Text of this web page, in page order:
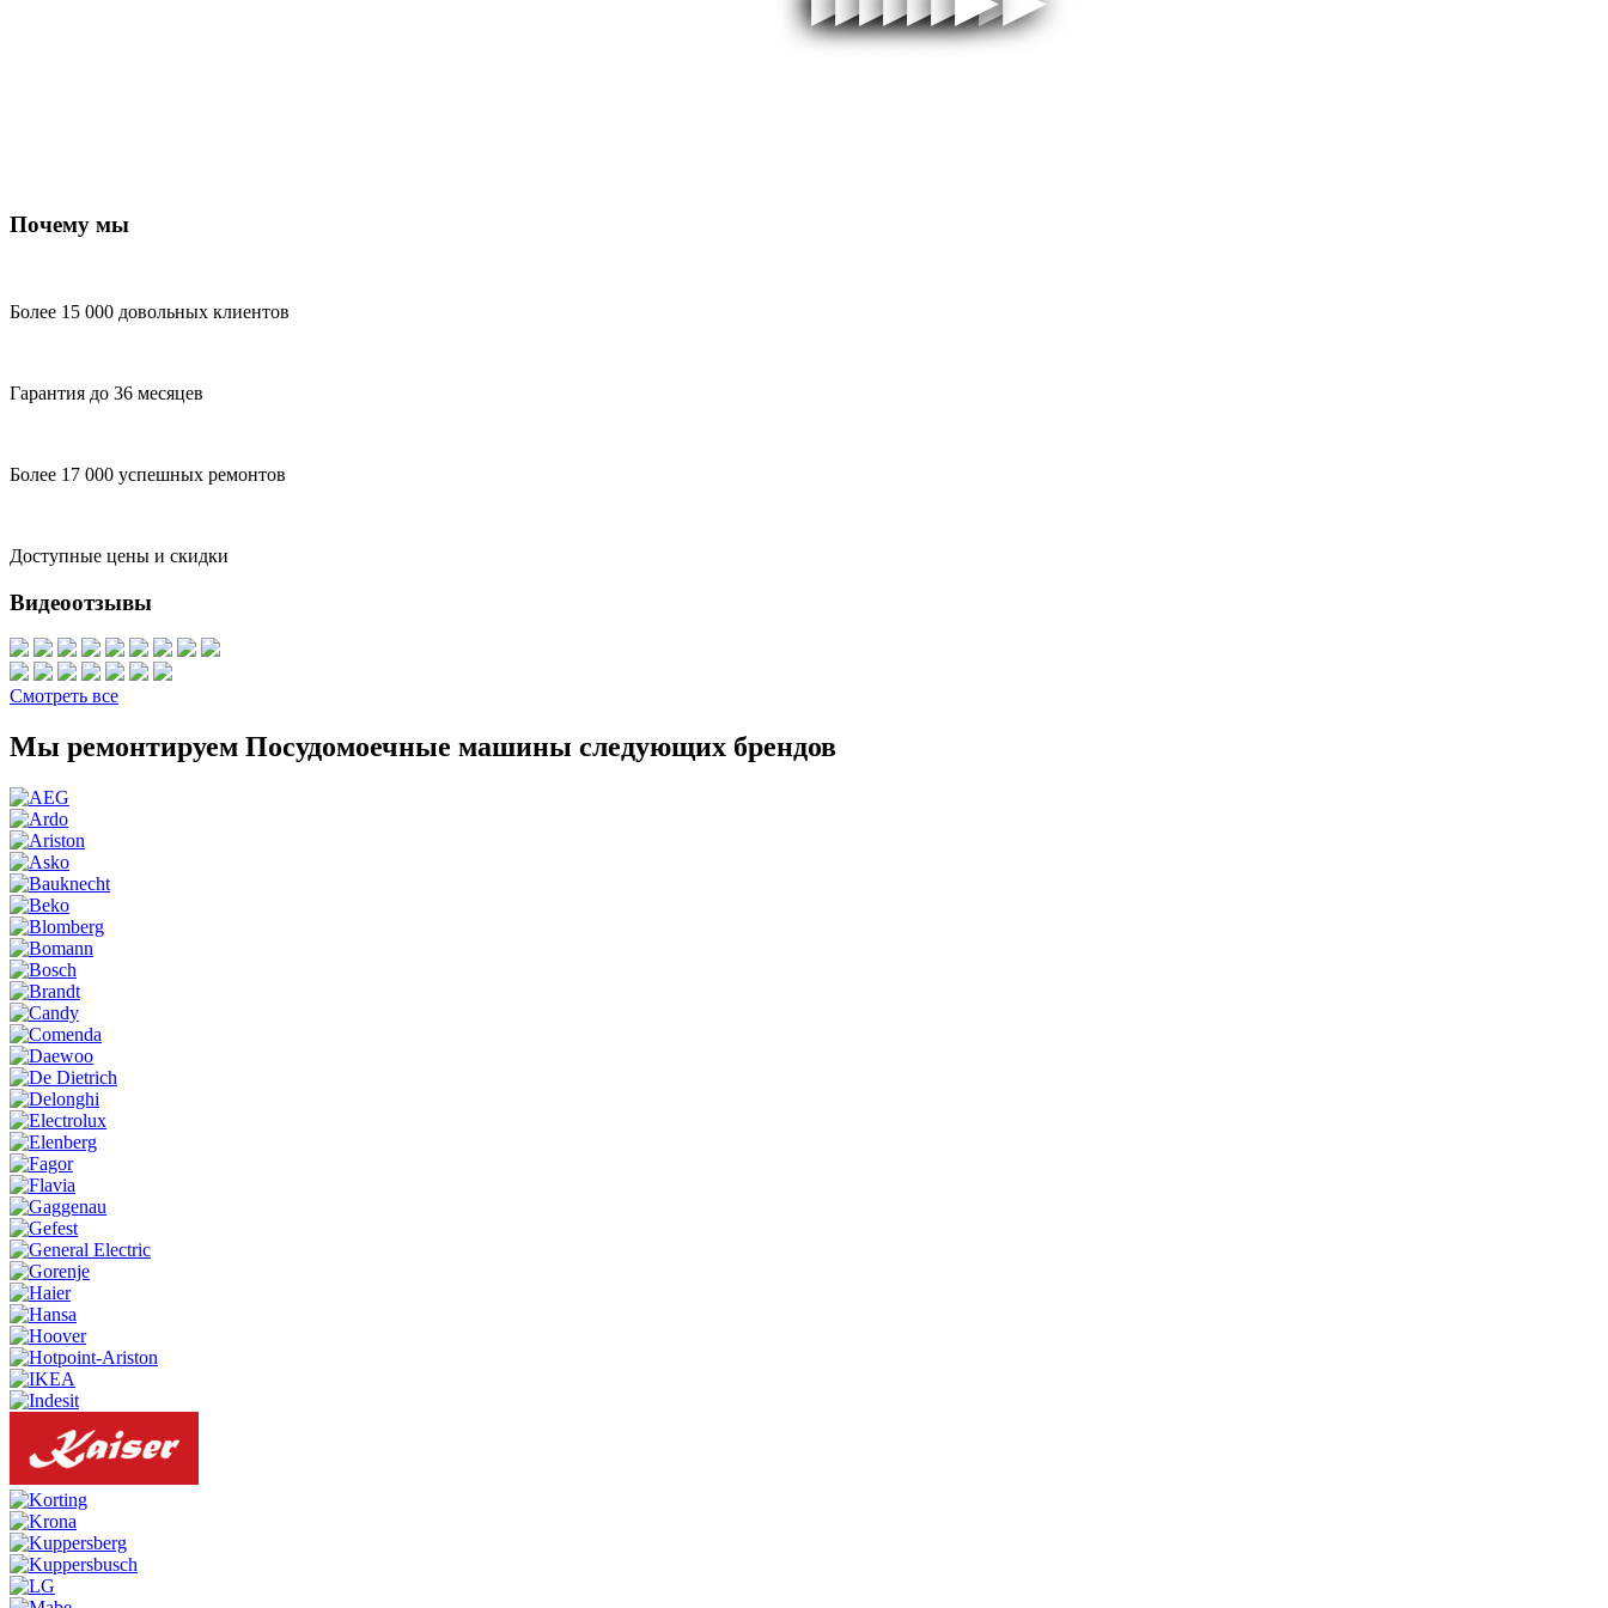
Почему мы
Более 15 000 довольных клиентов
Гарантия до 36 месяцев
Более 17 000 успешных ремонтов
Доступные цены и скидки
Видеоотзывы
Смотреть все
Мы ремонтируем Посудомоечные машины следующих брендов